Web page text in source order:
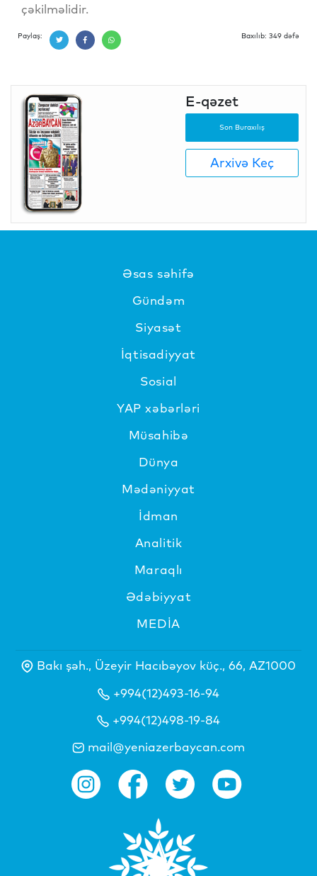
çəkilməlidir.
Paylaş: Baxılıb: 349 dəfə
E-qəzet
Son Buraxılış
Arxivə Keç
Əsas səhifə
Gündəm
Siyasət
İqtisadiyyat
Sosial
YAP xəbərləri
Müsahibə
Dünya
Mədəniyyat
İdman
Analitik
Maraqlı
Ədəbiyyat
MEDİA
Bakı şəh., Üzeyir Hacıbəyov küç., 66, AZ1000
+994(12)493-16-94
+994(12)498-19-84
mail@yeniazerbaycan.com